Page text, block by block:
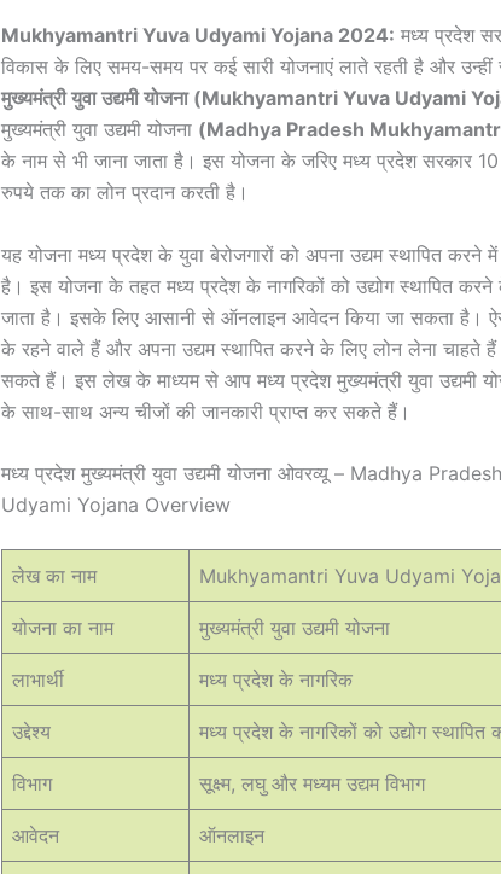
Mukhyamantri Yuva Udyami Yojana 2024: मध्य प्रदेश
विकास के लिए समय-समय पर कई सारी योजनाएं लाते रहती है और
मुख्यमंत्री युवा उद्यमी योजना (Mukhyamantri Yuva Udyami
मुख्यमंत्री युवा उद्यमी योजना (Madhya Pradesh
के नाम से भी जाना जाता है। इस योजना के जरिए मध्य प्रदेश सरकार
रुपये तक का लोन प्रदान करती है।
यह योजना मध्य प्रदेश के युवा बेरोजगारों को अपना उद्यम स्थापित करने
है। इस योजना के तहत मध्य प्रदेश के नागरिकों को उद्योग स्थापित करने
जाता है। इसके लिए आसानी से ऑनलाइन आवेदन किया जा सकता है।
के रहने वाले हैं और अपना उद्यम स्थापित करने के लिए लोन लेना चाहते
सकते हैं। इस लेख के माध्यम से आप मध्य प्रदेश मुख्यमंत्री युवा उद्यमी
के साथ-साथ अन्य चीजों की जानकारी प्राप्त कर सकते हैं।
मध्य प्रदेश मुख्यमंत्री युवा उद्यमी योजना ओवरव्यू – Madhya
Udyami Yojana Overview
लेख का नाम Mukhyamantri Yuva Udyami
योजना का नाम मुख्यमंत्री युवा उद्यमी योजना
लाभार्थी मध्य प्रदेश के नागरिक
उद्देश्य मध्य प्रदेश के नागरिकों को उद्योग
विभाग सूक्ष्म, लघु और मध्यम उद्यम विभाग
आवेदन ऑनलाइन